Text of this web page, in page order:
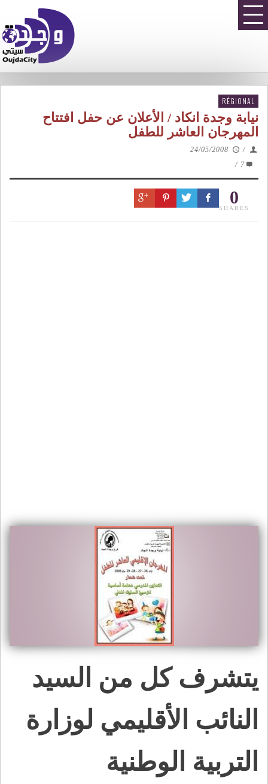
RÉGIONAL
نيابة وجدة انكاد / الأعلان عن حفل افتتاح
المهرجان العاشر للطفل
/
24/05/2008
7
/
0
SHARES
يتشرف كل من السيد
النائب الأقليمي لوزارة
التربية الوطنية